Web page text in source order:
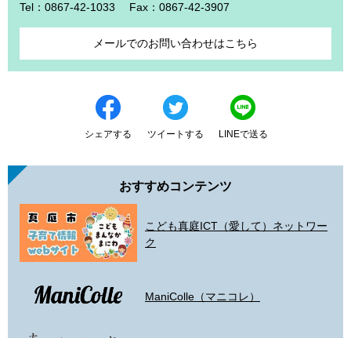
Tel：0867-42-1033
Fax：0867-42-3907
メールでのお問い合わせはこちら
シェアする ツイートする LINEで送る
おすすめコンテンツ
こども真庭ICT（愛して）ネットワー
ク
ManiColle（マニコレ）